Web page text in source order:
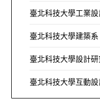
臺北科技大學工業設
臺北科技大學建築系
臺北科技大學設計
臺北科技大學互動設